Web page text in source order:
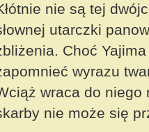
nie są tej
utarczki
Choć
wyrazu
wraca do
nie może się